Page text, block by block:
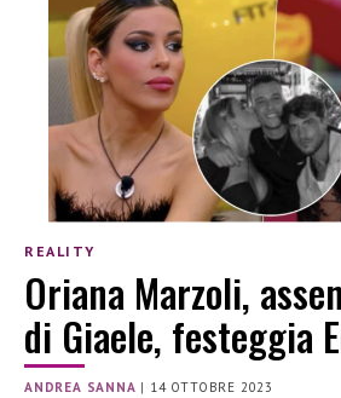
REALITY
Oriana Marzoli,
di Giaele, festeggia
ANDREA SANNA | 14 OTTOBRE 2023